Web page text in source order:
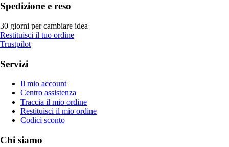
Spedizione e reso
30 giorni per cambiare idea
Restituisci il tuo ordine
Trustpilot
Servizi
Il mio account
Centro assistenza
Traccia il mio ordine
Restituisci il mio ordine
Codici sconto
Chi siamo